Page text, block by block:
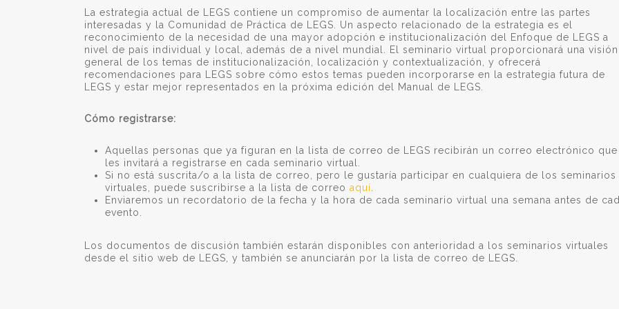
La estrategia actual de LEGS contiene un compromiso de aumentar la localización entre las partes
interesadas y la Comunidad de Práctica de LEGS. Un aspecto relacionado de la estrategia es el
reconocimiento de la necesidad de una mayor adopción e institucionalización del Enfoque de LEGS a
nivel de país individual y local, además de a nivel mundial. El seminario virtual proporcionará una visión
general de los temas de institucionalización, localización y contextualización, y ofrecerá
recomendaciones para LEGS sobre cómo estos temas pueden incorporarse en la estrategia futura de
LEGS y estar mejor representados en la próxima edición del Manual de LEGS.
Cómo registrarse:
Aquellas personas que ya figuran en la lista de correo de LEGS recibirán un correo electrónico que
les invitará a registrarse en cada seminario virtual.
Si no está suscrita/o a la lista de correo, pero le gustaría participar en cualquiera de los seminarios
virtuales, puede suscribirse a la lista de correoaquí
Enviaremos un recordatorio de la fecha y la hora de cada seminario virtual una semana antes de
evento.
Los documentos de discusión también estarán disponibles con anterioridad a los seminarios virtuales
desde el sitio web de LEGS, y también se anunciarán por la lista de correo de LEGS.